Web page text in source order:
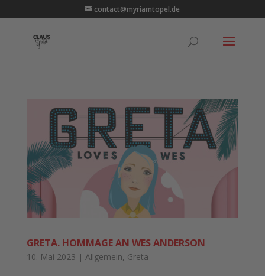
contact@myriamtopel.de
GRETA. HOMMAGE AN WES ANDERSON
10. Mai 2023 | Allgemein, Greta